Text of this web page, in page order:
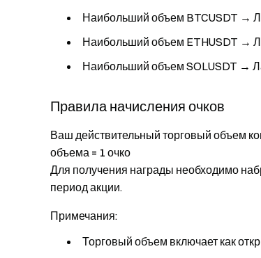
Наибольший объем BTCUSDT →
Наибольший объем ETHUSDT →
Наибольший объем SOLUSDT →
Правила начисления очков
Ваш действительный торговый объем
объема = 1 очко
Для получения награды необходимо
период акции.
Примечания:
Торговый объем включает как